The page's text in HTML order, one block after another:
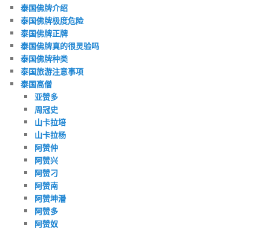
泰国佛牌介绍
泰国佛牌极度危险
泰国佛牌正牌
泰国佛牌真的很灵验吗
泰国佛牌种类
泰国旅游注意事项
泰国高僧
亚赞多
周冠史
山卡拉培
山卡拉杨
阿赞仲
阿赞兴
阿赞刁
阿赞南
阿赞坤潘
阿赞多
阿赞奴